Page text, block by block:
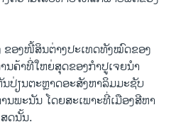
ຂອງ​ໜີ້​ສິນ​ຕ່າງ​ປະ​ເທດ​ທັງ​ໝົດ​ຂອງ​
ນ​ຄ້າ​ທີ່​ໃຫຍ່​ສຸດ​ຂອງ​ກຳ​ປູ​ເຈຍ​ນຳ​
ປ່ຽນ​ຕະ​ຫຼາດ​ອະ​ສັງ​ຫາ​ລິມ​ມະ​ຊັບ​
ນ​ພະ​ນັນ ໂດຍ​ສະ​ເພາະ​ທີ່​ເມືອງ​ສີ​ຫາ​
ດນັ້ນ.